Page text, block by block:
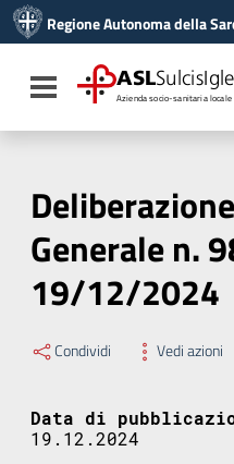
Vai al menu di navigazione
Vai al footer
Regione Autonoma della
Toggle navigation
ASL
Azienda socio-sanitaria locale
Generale n.
19/12/2024
Condividi Vedi azioni
Data di
19.12.2024